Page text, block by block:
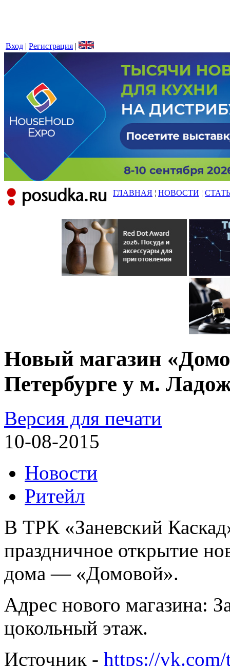
Вход | Регистрация |
ГЛАВНАЯ ¦ НОВОСТИ ¦
Новый магазин
Петербурге у м.
Версия для печати
10-08-2015
Новости
Ритейл
В ТРК «Заневский
праздничное открытие
дома — «Домовой».
Адрес нового магазина:
цокольный этаж.
Источник - https://